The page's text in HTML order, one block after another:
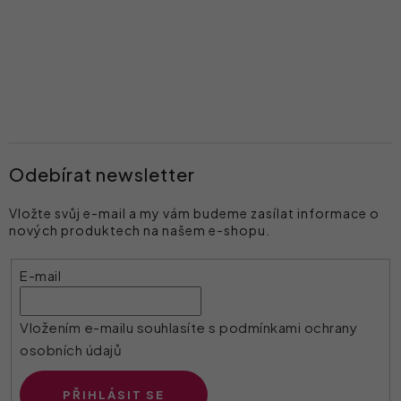
Odebírat newsletter
Vložte svůj e-mail a my vám budeme zasílat informace o
nových produktech na našem e-shopu.
E-mail
Vložením e-mailu souhlasíte s podmínkami ochrany
osobních údajů
PŘIHLÁSIT SE